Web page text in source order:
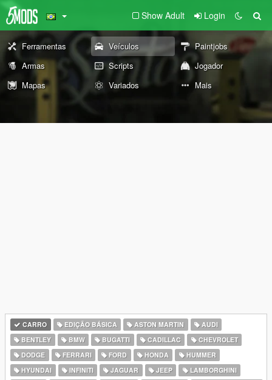
Show Adult Login
Ferramentas Veículos
Paintjobs
Armas
Scripts
Jogador
Mapas
Variados Mais
CARRO EDIÇÃO BÁSICA ASTON MARTIN
AUDI
BENTLEY
BMW BUGATTI CADILLAC
CHEVROLET
DODGE
FERRARI FORD HONDA
HUMMER
HYUNDAI
INFINITI JAGUAR JEEP
LAMBORGHINI